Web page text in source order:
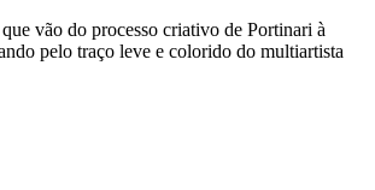
Cultural
promove
vão do processo criativo de Portinari à
pelo traço leve e colorido do multiartista